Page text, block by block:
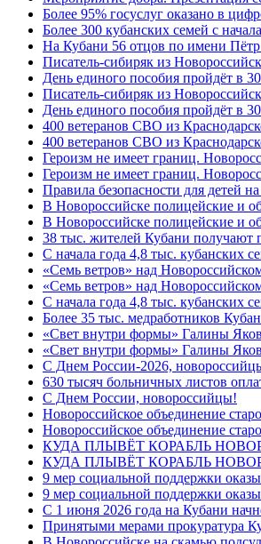
Более 95% госуслуг оказано в
Более 300 кубанских семей с
На Кубани 56 отцов по имени
Писатель-сибиряк из
День единого пособия пройдёт в
Писатель-сибиряк из
День единого пособия пройдёт в
400 ветеранов СВО из
400 ветеранов СВО из
Героизм не имеет границ.
Героизм не имеет границ.
Правила безопасности для детей
В Новороссийске полицейские и
В Новороссийске полицейские и
38 тыс. жителей Кубани получают
С начала года 4,8 тыс. кубанских
«Семь ветров» над
«Семь ветров» над
С начала года 4,8 тыс. кубанских
Более 35 тыс. медработников
«Свет внутри формы» Галины
«Свет внутри формы» Галины
C Днем России-2026,
630 тысяч больничных листов
C Днем России, новороссийцы!
Новороссийское объединение
Новороссийское объединение
КУДА ПЛЫВЁТ КОРАБЛЬ
КУДА ПЛЫВЁТ КОРАБЛЬ
9 мер социальной поддержки
9 мер социальной поддержки
С 1 июня 2026 года на Кубани
Принятыми мерами прокуратура